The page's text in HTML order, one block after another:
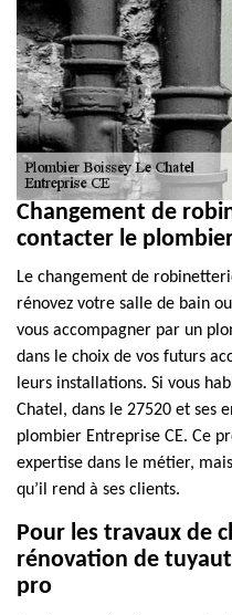
Changement de
contacter le
Le changement de
rénovez votre salle de bain
vous accompagner par un
dans le choix de vos futurs
leurs installations. Si vous
Chatel, dans le 27520 et ses
plombier Entreprise CE. Ce
expertise dans le métier,
qu’il rend à ses clients.
Pour les travaux de
rénovation de
pro